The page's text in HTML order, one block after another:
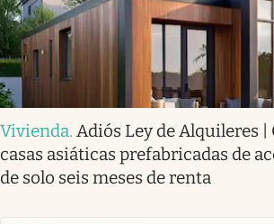
Vivienda. Adiós Ley de Alquileres
casas asiáticas prefabricadas de
de solo seis meses de renta